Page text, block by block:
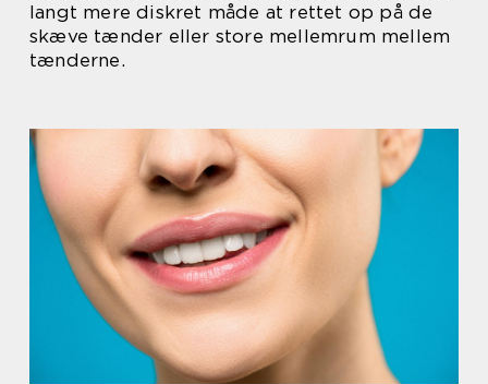
langt mere diskret måde at rettet op på de
skæve tænder eller store mellemrum mellem
tænderne.